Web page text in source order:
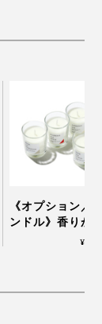
なります。ど
て使用して
《オプション／
ンドル》香りが
りやすい植物性
¥